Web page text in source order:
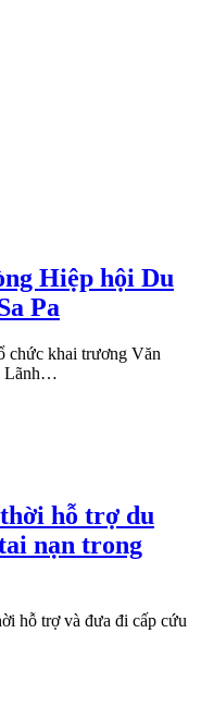
Hiệp hội Du
Pa
chức khai trương Văn
Lãnh…
hỗ trợ du
nạn trong
hỗ trợ và đưa đi cấp cứu